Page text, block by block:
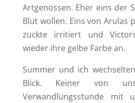
Artgenossen. Eher eins der
Blut wollen. Eins von Arulas
zuckte irritiert und
wieder ihre gelbe Farbe an.
Summer und ich
Blick. Keiner von
Verwandlungsstunde mit